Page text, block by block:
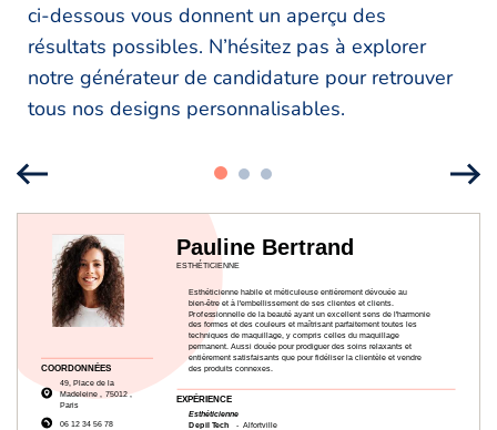
ci-dessous vous donnent un aperçu des
résultats possibles. N’hésitez pas à explorer
notre générateur de candidature pour retrouver
tous nos designs personnalisables.